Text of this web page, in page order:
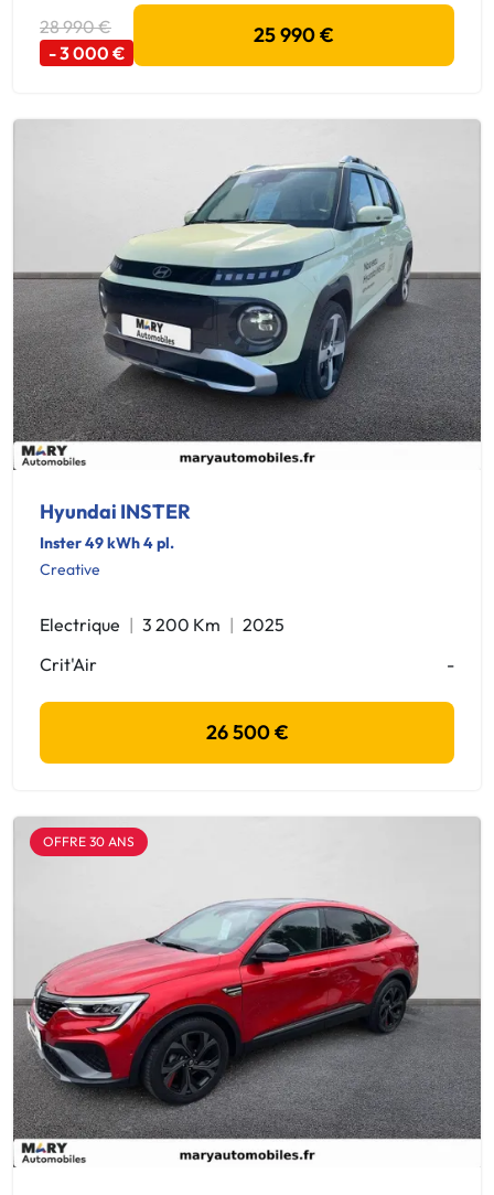
28 990 €
- 3 000 €
25 990 €
Hyundai INSTER
Inster 49 kWh 4 pl.
Creative
Electrique 3 200 Km
2025
Crit'Air
-
26 500 €
OFFRE 30 ANS